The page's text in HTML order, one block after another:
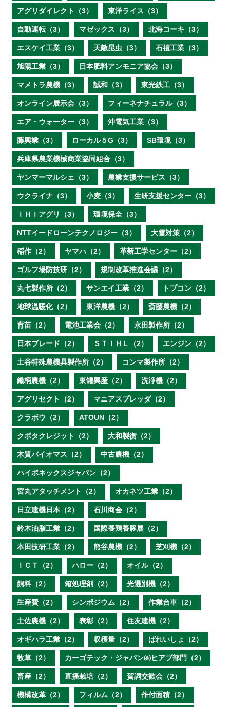
アグリダイレクト（3） 東洋ライス（3）
自動運転（3） マゼックス（3） 北海コーキ（3）
エスケイ工業（3） 天敵昆虫（3） 石禮工業（3）
旭陽工業（3） 日本肥料アンモニア協会（3）
マメトラ農機（3） 誠和（3） 東光鉄工（3）
オンライン展示会（3） フィーネナチュラル（3）
エア・ウォーター（3） 沖電気工業（3）
藤興業（3） ローカル５G（3） SB環境（3）
兵庫県農業機械商業協同組合（3）
ヤンマーマルシェ（3） 農業支援サービス（3）
ウクライナ（3） 小麦（3） 生研支援センター（3）
ＩＨＩアグリ（3） 環境保全（3）
NTTイードローンテクノロジー（3） 大雪対策（2）
稲作（2） ヤマハ（2） 革新工学センター（2）
ゴルフ場防技研（2） 規制改革推進会議（2）
丸七製作所（2） サンエイ工業（2） トプコン（2）
地球温暖化（2） 東洋農機（2） 斎藤農機（2）
育苗（2） 電池工業会（2） 永田製作所（2）
日本ブレード（2） ＳＴＩＨＬ（2） エンジン（2）
土谷特殊農機具製作所（2） コンマ製作所（2）
鋤柄農機（2） 東罐興産（2） 洗浄機（2）
アグリセクト（2） マニアスプレッダ（2）
クラボウ（2） ATOUN（2）
クボタクレジット（2） 大和製衡（2）
木質バイオマス（2） 中古農機（2）
ハイポネックスジャパン（2）
宮丸アタッチメント（2） オカネツ工業（2）
日立建機日本（2） 石川商会（2）
鈴木油脂工業（2） 国際養鶏養豚展（2）
本田技研工業（2） 熊谷農機（2） 芝刈機（2）
ＩＣＴ（2） ハロー（2） オイル（2）
飼料（2） 箱処理剤（2） 光選別機（2）
生産費（2） シンポジウム（2） 作業台車（2）
土佐農機（2） 表彰（2） 住友建機（2）
オギハラ工業（2） 収穫量（2） ばれいしょ（2）
牧草（2） カーゴテック・ジャパン㈱ヒアブ部門（2）
畜産（2） 直播栽培（2） 賀詞交歓会（2）
機構改革（2） フィルム（2） 作付面積（2）